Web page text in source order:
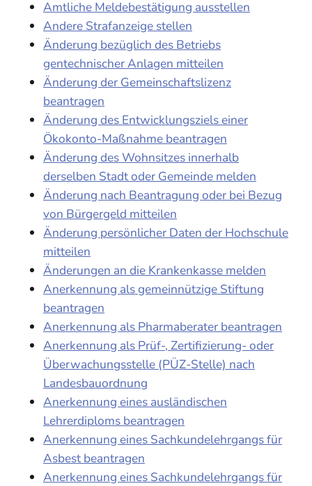
Amtliche Meldebestätigung ausstellen
Andere Strafanzeige stellen
Änderung bezüglich des Betriebs
gentechnischer Anlagen mitteilen
Änderung der Gemeinschaftslizenz
beantragen
Änderung des Entwicklungsziels einer
Ökokonto-Maßnahme beantragen
Änderung des Wohnsitzes innerhalb
derselben Stadt oder Gemeinde melden
Änderung nach Beantragung oder bei Bezug
von Bürgergeld mitteilen
Änderung persönlicher Daten der Hochschule
mitteilen
Änderungen an die Krankenkasse melden
Anerkennung als gemeinnützige Stiftung
beantragen
Anerkennung als Pharmaberater beantragen
Anerkennung als Prüf-, Zertifizierung- oder
Überwachungsstelle (PÜZ-Stelle) nach
Landesbauordnung
Anerkennung eines ausländischen
Lehrerdiploms beantragen
Anerkennung eines Sachkundelehrgangs für
Asbest beantragen
Anerkennung eines Sachkundelehrgangs für